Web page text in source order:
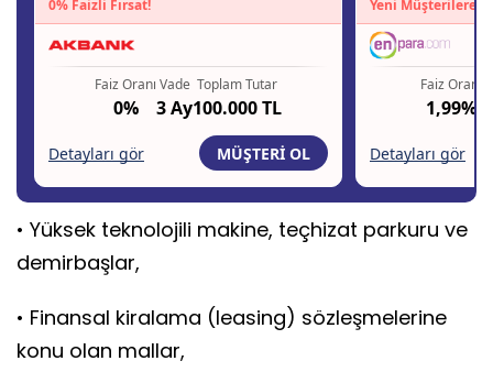
• Yüksek teknolojili makine, teçhizat parkuru ve
demirbaşlar,
• Finansal kiralama (leasing) sözleşmelerine
konu olan mallar,